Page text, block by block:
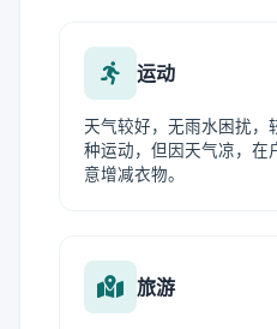
运动
天气较好，无雨水困扰，
种运动，但因天气凉，在
意增减衣物。
旅游